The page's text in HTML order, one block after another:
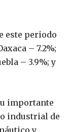
este periodo
– 7.2%;
– 3.9%; y
importante
industrial de
y